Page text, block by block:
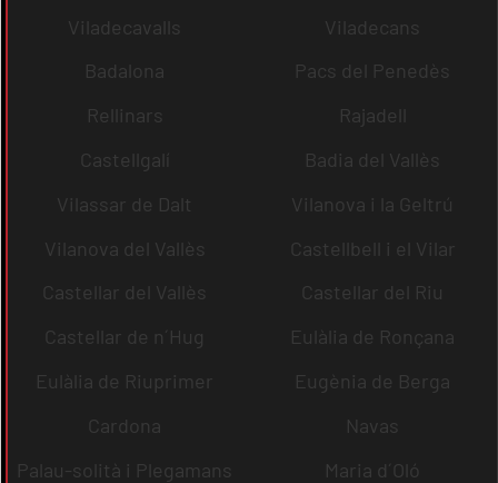
Viladecavalls
Viladecans
Badalona
Pacs del Penedès
Rellinars
Rajadell
Castellgalí
Badia del Vallès
Vilassar de Dalt
Vilanova i la Geltrú
Vilanova del Vallès
Castellbell i el Vilar
Castellar del Vallès
Castellar del Riu
Castellar de n´Hug
Eulàlia de Ronçana
Eulàlia de Riuprimer
Eugènia de Berga
Cardona
Navas
Palau-solità i Plegamans
Maria d´Oló